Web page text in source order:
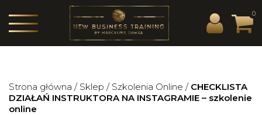
0
Strona główna / Sklep / Szkolenia Online / CHECKLISTA
DZIAŁAŃ INSTRUKTORA NA INSTAGRAMIE – szkolenie
online